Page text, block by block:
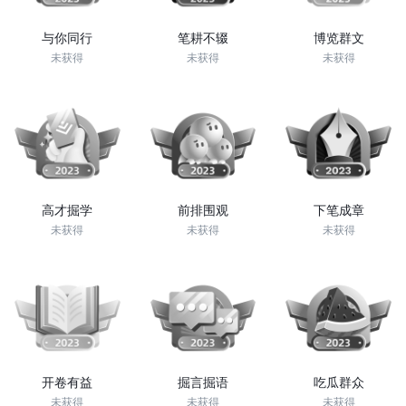
与你同行
未获得
笔耕不辍
未获得
博览群文
未获得
高才掘学
未获得
前排围观
未获得
下笔成章
未获得
开卷有益
未获得
掘言掘语
未获得
吃瓜群众
未获得